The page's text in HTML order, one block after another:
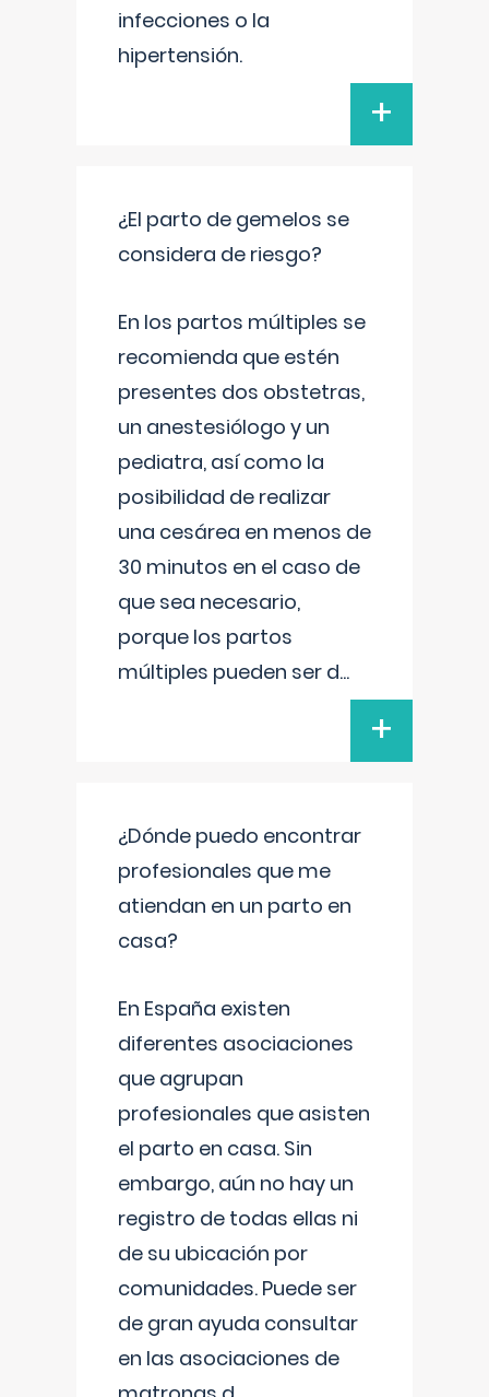
infecciones o la
hipertensión.
+
¿El parto de gemelos se
considera de riesgo?
En los partos múltiples se
recomienda que estén
presentes dos obstetras,
un anestesiólogo y un
pediatra, así como la
posibilidad de realizar
una cesárea en menos de
30 minutos en el caso de
que sea necesario,
porque los partos
múltiples pueden ser d...
+
¿Dónde puedo encontrar
profesionales que me
atiendan en un parto en
casa?
En España existen
diferentes asociaciones
que agrupan
profesionales que asisten
el parto en casa. Sin
embargo, aún no hay un
registro de todas ellas ni
de su ubicación por
comunidades. Puede ser
de gran ayuda consultar
en las asociaciones de